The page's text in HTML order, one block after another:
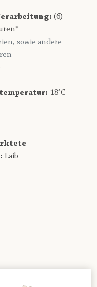
(6)
sowie andere
18°C
Laib